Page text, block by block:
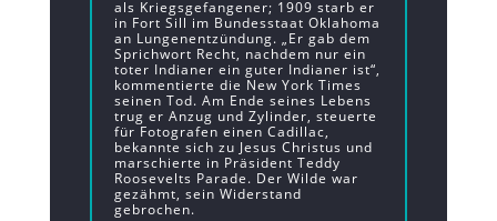
als Kriegsgefangener; 1909 starb er
in Fort Sill im Bundesstaat Oklahoma
an Lungenentzündung. „Er gab dem
Sprichwort Recht, nachdem nur ein
toter Indianer ein guter Indianer ist“,
kommentierte die New York Times
seinen Tod. Am Ende seines Lebens
trug er Anzug und Zylinder, steuerte
für Fotografen einen Cadillac,
bekannte sich zu Jesus Christus und
marschierte in Präsident Teddy
Roosevelts Parade. Der Wilde war
gezähmt, sein Widerstand
gebrochen.